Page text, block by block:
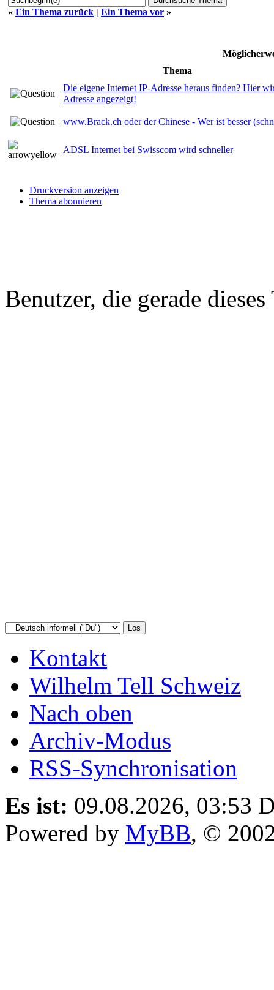
« Ein Thema zurück | Ein Thema vor »
Thema
Die eigene Internet IP-Adresse heraus finden? Hier
Adresse angezeigt!
www.Brack.ch oder der Chinese - Wer ist besser
ADSL Internet bei Swisscom wird schneller
Druckversion anzeigen
Thema abonnieren
Benutzer, die gerade
Kontakt
Wilhelm Tell Schweiz
Nach oben
Archiv-Modus
RSS-Synchronisation
Es ist: 09.08.2026, 03:53
Powered by MyBB, ©